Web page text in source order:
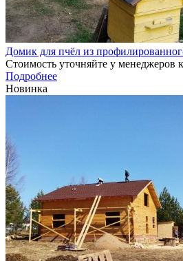
Домик для пчёл из
Стоимость уточняйте у менеджеров
Подробнее
Новинка